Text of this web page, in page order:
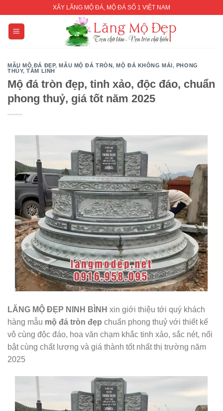
content
XÂY LĂNG MỘ ĐÁ, MỘ ĐÁ SỐ 1 VIỆT NAM
MẪU MỘ ĐÁ ĐẸP,MẪU MỘ ĐÁ TRÒN,MỘ ĐÁ KHÔNG MÁI, PHONG
THỦY,TÂM LINH
Mộ đá tròn đẹp, tinh xảo, độc đáo, chuẩn
phong thuỷ, giá tốt năm 2025
LĂNG MỘ ĐẸP NINH BÌNH xin giới thiệu tới quý khách
hàng mẫu mộ đá tròn đẹp chuẩn phong thuỷ với thiết kế
vô cùng độc đáo, hoa văn chạm khắc tinh xảo, sắc nét, nổi
bật cùng chất lượng và giá thành tốt nhất thị trường năm
2025